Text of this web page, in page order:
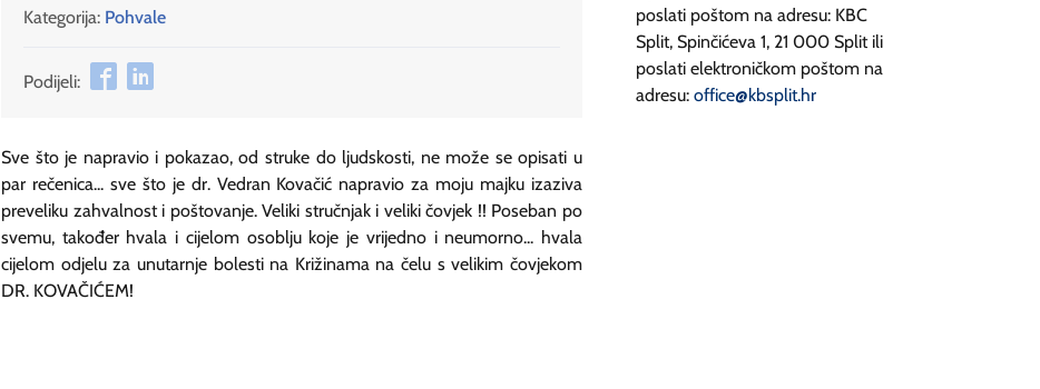
Kategorija: Pohvale
Podijeli:
Sve što je napravio i pokazao, od struke do ljudskosti, ne može se opisati u
par rečenica... sve što je dr. Vedran Kovačić napravio za moju majku izaziva
preveliku zahvalnost i poštovanje. Veliki stručnjak i veliki čovjek !! Poseban po
svemu, također hvala i cijelom osoblju koje je vrijedno i neumorno... hvala
cijelom odjelu za unutarnje bolesti na Križinama na čelu s velikim čovjekom
DR. KOVAČIĆEM!
poslati poštom na adresu: KBC
Split, Spinčićeva 1, 21 000 Split ili
poslati elektroničkom poštom na
adresu: office@kbsplit.hr